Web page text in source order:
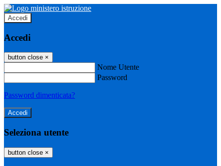
Accedi
Accedi
button close ×
Nome Utente
Password
Password dimenticata?
Seleziona utente
button close ×